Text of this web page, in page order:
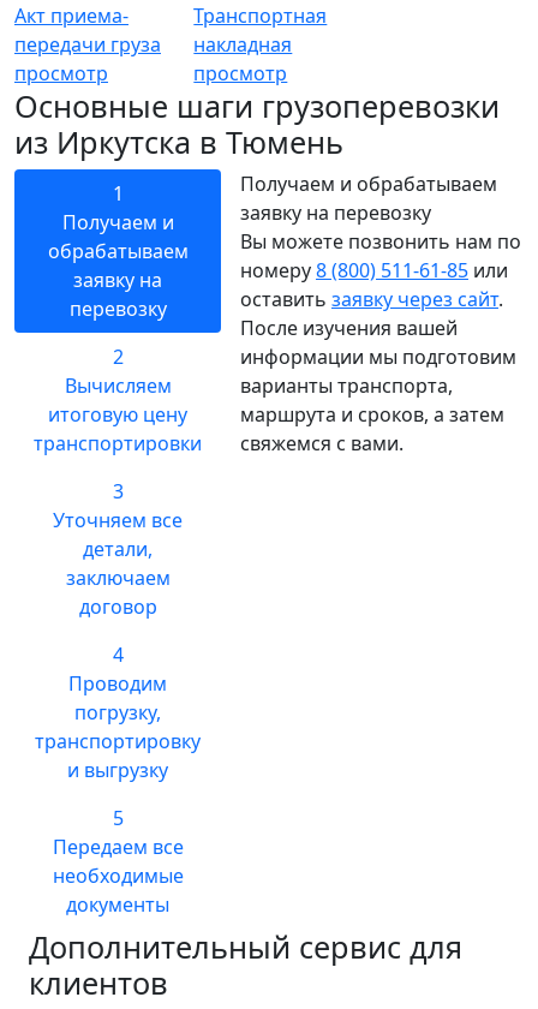
Акт приема-
передачи груза
просмотр
Транспортная
накладная
просмотр
Основные шаги грузоперевозки
из Иркутска в Тюмень
1
Получаем и
обрабатываем
заявку на
перевозку
2
Вычисляем
итоговую цену
транспортировки
3
Уточняем все
детали,
заключаем
договор
4
Проводим
погрузку,
транспортировку
и выгрузку
5
Передаем все
необходимые
документы
Получаем и обрабатываем
заявку на перевозку
Вы можете позвонить нам по
номеру8 (800) 511-61-85 или
оставить заявку через сайт.
После изучения вашей
информации мы подготовим
варианты транспорта,
маршрута и сроков, а затем
свяжемся с вами.
Дополнительный сервис для
клиентов